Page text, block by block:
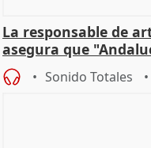
La responsable de
asegura que
cita
Sonido Totales